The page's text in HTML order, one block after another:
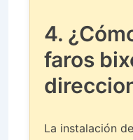
4.
faros
La instalación